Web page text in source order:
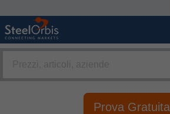
Prova Gratuita